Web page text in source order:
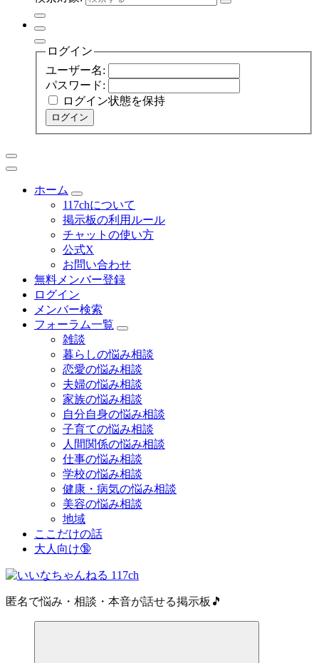
ログイン
ユーザー名:
パスワード:
ログイン状態を保持
ログイン
ホーム
117chについて
掲示板の利用ルール
チャットの使い方
公式X
お問い合わせ
無料メンバー登録
ログイン
メンバー検索
フォーラム一覧
雑談
暮らしの悩み相談
恋愛の悩み相談
夫婦の悩み相談
家族の悩み相談
自分自身の悩み相談
子育ての悩み相談
人間関係の悩み相談
仕事の悩み相談
学校の悩み相談
健康・病気の悩み相談
美容の悩み相談
地域
ここだけの話
大人向け🔞
匿名で悩み・相談・本音が話せる掲示板🎵